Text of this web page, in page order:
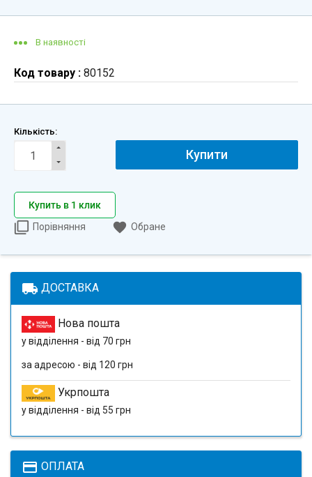
В наявності
Код товару : 80152
Кількість:
Купити
Купить в 1 клик
Порівняння
Обране
local_shipping ДОСТАВКА
Нова пошта
у відділення - від 70 грн
за адресою - від 120 грн
Укрпошта
у відділення - від 55 грн
payment ОПЛАТА